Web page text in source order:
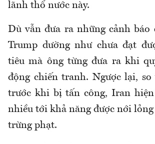
lãnh thổ nước này.
Dù vẫn đưa ra những cảnh báo
Trump dường như chưa đạt
tiêu mà ông từng đưa ra khi
động chiến tranh. Ngược lại,
trước khi bị tấn công, Iran
nhiều tới khả năng được nới lỏng
trừng phạt.